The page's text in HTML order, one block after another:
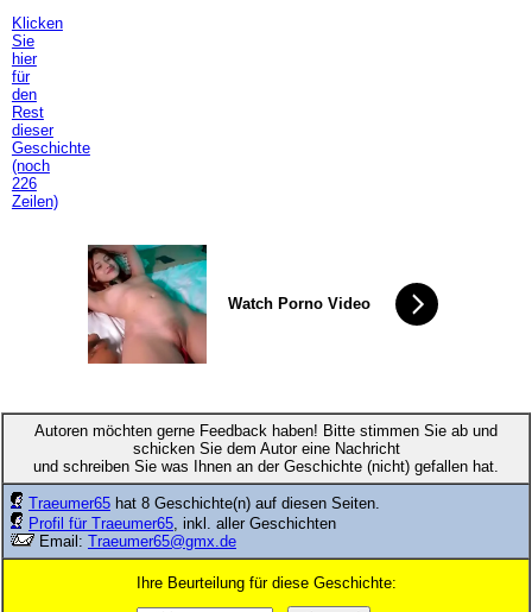
Klicken
Sie
hier
für
den
Rest
dieser
Geschichte
(noch
226
Zeilen)
Watch Porno Video
Autoren möchten gerne Feedback haben! Bitte stimmen Sie ab und
schicken Sie dem Autor eine Nachricht
und schreiben Sie was Ihnen an der Geschichte (nicht) gefallen hat.
Traeumer65 hat 8 Geschichte(n) auf diesen Seiten.
Profil für Traeumer65, inkl. aller Geschichten
Email: Traeumer65@gmx.de
Ihre Beurteilung für diese Geschichte: